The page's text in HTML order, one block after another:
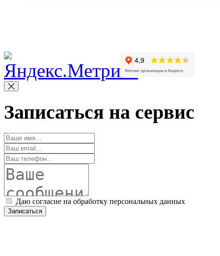
Записаться на сервис
Даю согласие на обработку персональных данных
Записаться